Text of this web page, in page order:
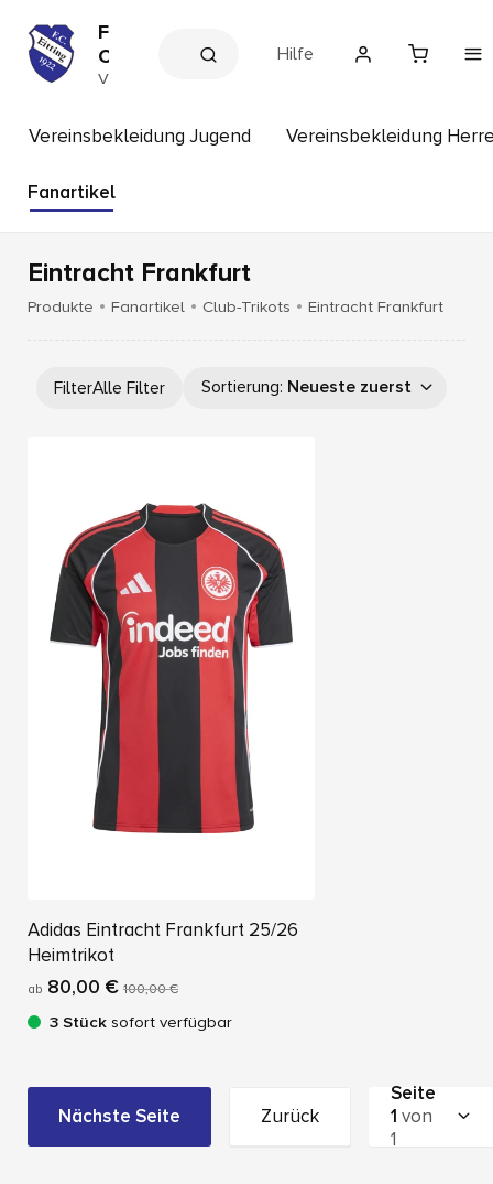
F
C
E
t
n
V
e
s
s
p
Hilfe
Vereinsbekleidung Jugend Vereinsbekleidung
Fanartikel
Eintracht Frankfurt
Produkte Fanartikel Club-Trikots Eintracht Frankfurt
FilterAlle Filter Sortierung: Neueste zuerst
Adidas Eintracht Frankfurt 25/26
Heimtrikot
ab 80,00 € 100,00 €
3 Stück sofort verfügbar
Nächste Seite Zurück
Seite
1 von
1